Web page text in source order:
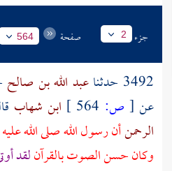
جزء 2 صفحة 564
3492 حدثنا عبد الله بن صالح
عن [ ص: ابن شهاب
الرحمنأن رسول الله صلى الله
وكان حسن الصوت بالقرآنلقد